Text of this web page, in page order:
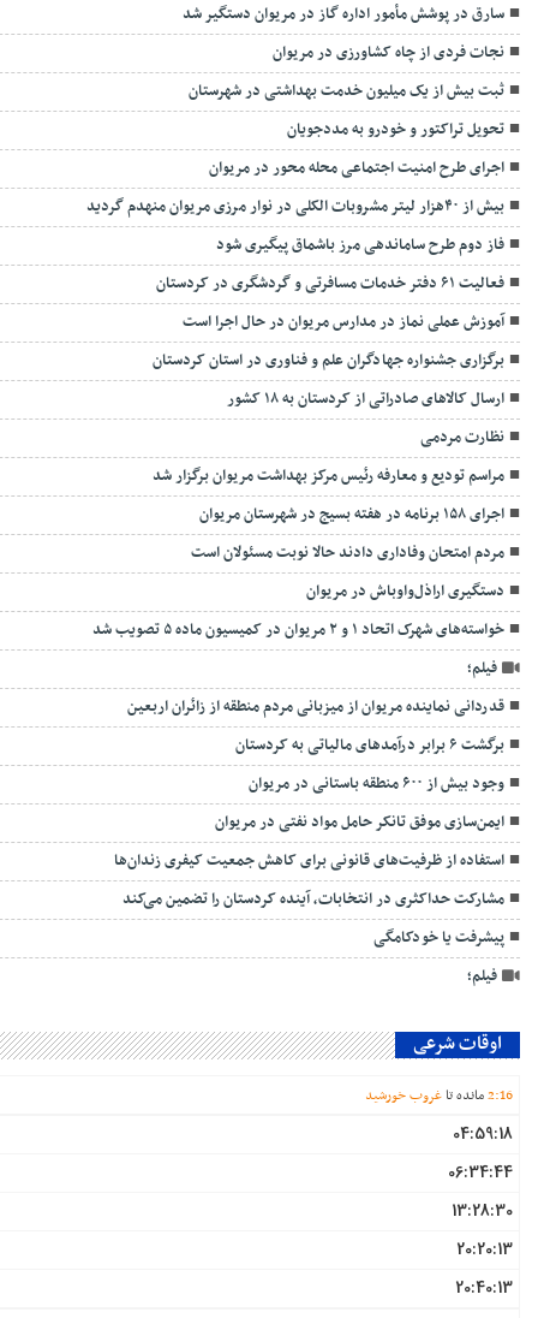
سارق در پوشش مأمور اداره گاز در مریوان دستگیر شد
نجات فردی از چاه کشاورزی در مریوان
ثبت بیش از یک میلیون خدمت بهداشتی در شهرستان
تحویل تراکتور و خودرو به مددجویان
اجرای طرح امنیت اجتماعی محله محور در مریوان
بیش از ۴۰هزار لیتر مشروبات الکلی در نوار مرزی مریوان منهدم گردید
فاز دوم طرح ساماندهی مرز باشماق پیگیری شود
فعالیت ۶۱ دفتر خدمات مسافرتی و گردشگری در کردستان
آموزش عملی نماز در مدارس مریوان در حال اجرا است
برگزاری جشنواره جهادگران علم و فناوری در استان کردستان
ارسال کالاهای صادراتی از کردستان به ۱۸ کشور
نظارت مردمی
مراسم تودیع و معارفه رئیس مرکز بهداشت مریوان برگزار شد
اجرای ۱۵۸ برنامه در هفته بسیج در شهرستان مریوان
مردم امتحان وفاداری دادند حالا نوبت مسئولان است
دستگیری اراذل‌واوباش در مریوان
خواسته‌های شهرک اتحاد ۱ و ۲ مریوان در کمیسیون ماده ۵ تصویب شد
فیلم؛
قدردانی نماینده مریوان از میزبانی مردم منطقه از زائران اربعین
برگشت ۶ برابر درآمدهای مالیاتی به کردستان
وجود بیش از ۶۰۰ منطقه باستانی در مریوان
ایمن‌سازی موفق تانکر حامل مواد نفتی در مریوان
استفاده از ظرفیت‌های قانونی برای کاهش جمعیت کیفری زندان‌ها
مشارکت حداکثری در انتخابات، آینده کردستان را تضمین می‌کند
پیشرفت یا خودکامگی
فیلم؛
اوقات شرعی
2:16 مانده تا غروب خورشید
04:59:18
06:34:44
13:28:30
20:20:13
20:40:13